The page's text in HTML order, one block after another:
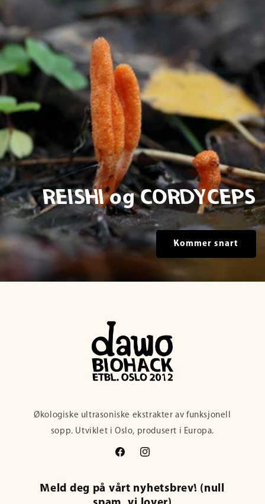
REISHI og CORDYCEPS
Kommer snart
Økologiske ultrasoniske ekstrakter av funksjonell
sopp. Utviklet i Oslo, produsert i Europa.
FacebookInstagram
Meld deg på vårt nyhetsbrev! (null